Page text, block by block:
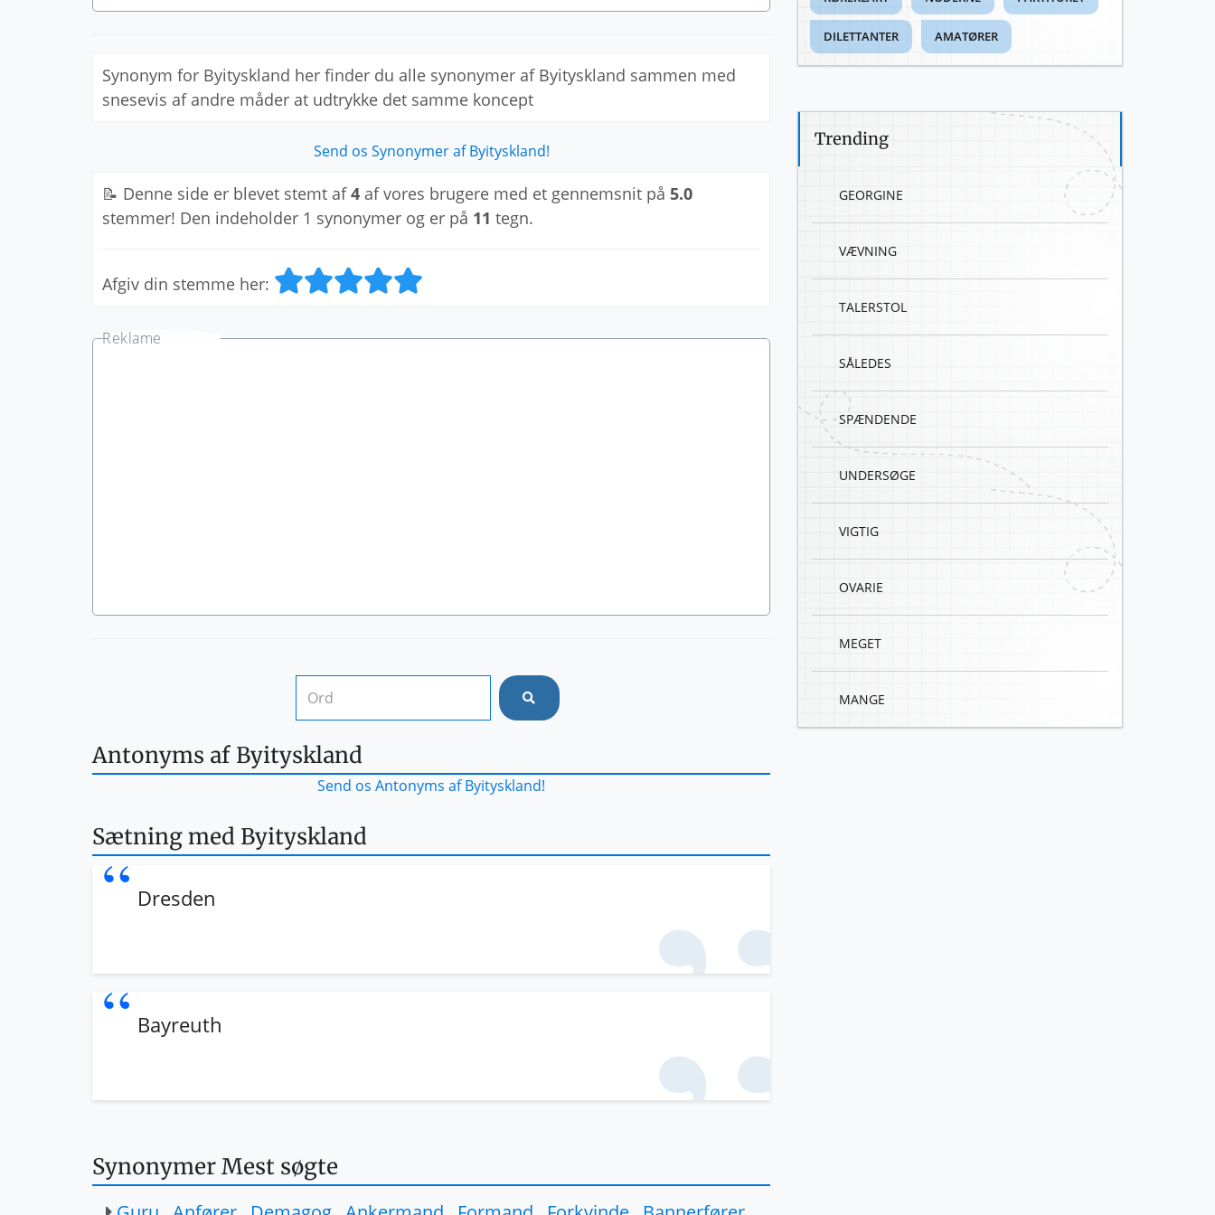
Synonym for Byityskland her finder du alle synonymer af Byityskland sammen med
snesevis af andre måder at udtrykke det samme koncept
Send os Synonymer af Byityskland!
📝 Denne side er blevet stemt af4 af vores brugere med et gennemsnit på 5.0
stemmer! Den indeholder 1 synonymer og er på 11 tegn.
Afgiv din stemme her:
Antonyms af Byityskland
Send os Antonyms af Byityskland!
Sætning med Byityskland
Dresden
Bayreuth
Synonymer Mest søgte
DILETTANTER AMATØRER
Trending
GEORGINE
VÆVNING
TALERSTOL
SÅLEDES
SPÆNDENDE
UNDERSØGE
VIGTIG
OVARIE
MEGET
MANGE